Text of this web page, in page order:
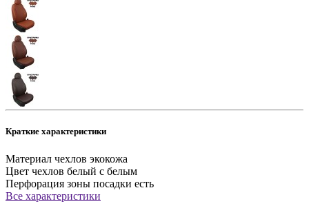
Краткие характеристики
Материал чехлов экокожа
Цвет чехлов белый с белым
Перфорация зоны посадки есть
Все характеристики